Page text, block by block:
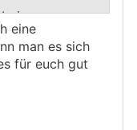
und
gesagt hat,
ist. Er hat
verzichtet und
eine
man es sich
für euch gut